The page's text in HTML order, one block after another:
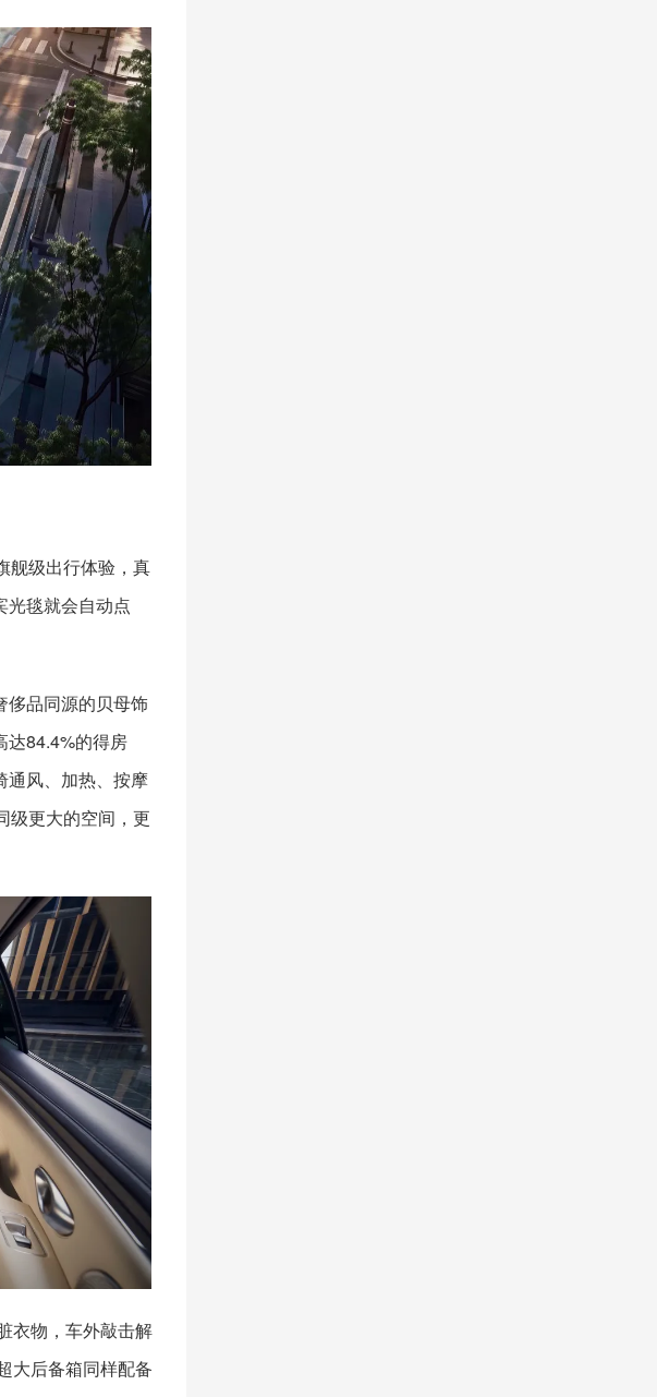
舰级出行体验，真
光毯就会自动点
侈品同源的贝母饰
达84.4%的得房
通风、加热、按摩
级更大的空间，更
衣物，车外敲击解
大后备箱同样配备